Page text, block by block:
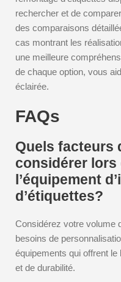
rechercher et de
des comparaisons
cas montrant les
une meilleure
de chaque option, vous
éclairée.
FAQs
Quels facteurs
considérer lors
l’équipement
d’étiquettes?
Considérez votre volume
besoins de
équipements qui offrent le
et de durabilité.